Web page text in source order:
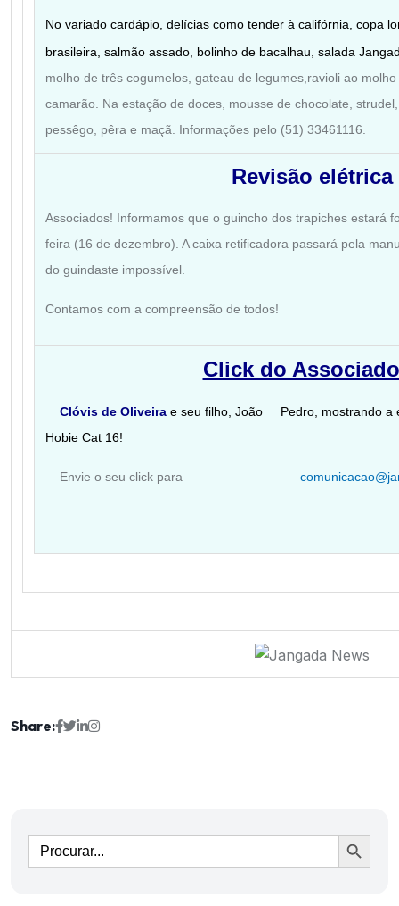
No variado cardápio, delícias como tender à califórnia, copa
brasileira, salmão assado, bolinho de bacalhau, salada
molho de três cogumelos, gateau de legumes,ravioli ao
camarão. Na estação de doces, mousse de chocolate,
pessêgo, pêra e maçã. Informações pelo (51) 33461116.
Revisão elétrica
Associados! Informamos que o guincho dos trapiches estará
feira (16 de dezembro). A caixa retificadora passará pela
do guindaste impossível.
Contamos com a compreensão de todos!
Click do Associado
Clóvis de Oliveira e seu filho, João
Pedro, mostrando a
Hobie Cat 16!
Envie o seu click para
Share:
Ir